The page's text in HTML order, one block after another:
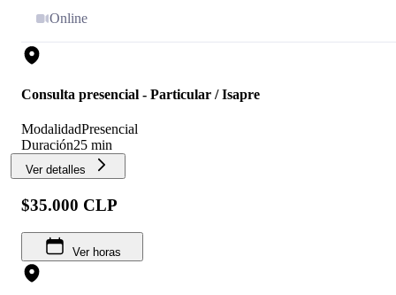
Online
Consulta presencial - Particular / Isapre
ModalidadPresencial
Duración25 min
Ver detalles
$35.000 CLP
Ver horas